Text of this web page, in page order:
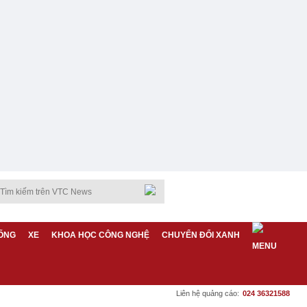
XE KHOA HỌC CÔNG NGHỆ CHUYỂN ĐỔI XANH
Liên hệ quảng cáo: 024 36321588